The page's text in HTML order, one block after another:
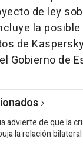
de ley
la
de
Gobierno de
advierte de que la
la relación